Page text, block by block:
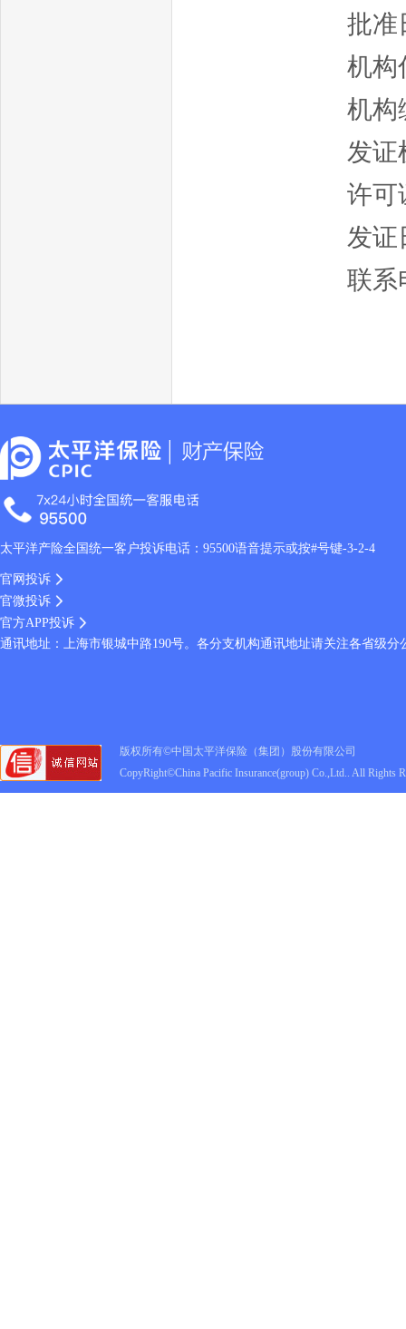
批准
机构
机构
发证
许可
发证
联系
太平洋产险全国统一客户投诉电话：95500语音提示或按#号键-3-2-4
官网投诉
官微投诉
官方APP投诉
通讯地址：上海市银城中路190号。各分支机构通讯地址请关注各省级
版权所有©中国太平洋保险（集团）股份有限公司
CopyRight©China Pacific Insurance(group) Co.,Ltd.. All Rights